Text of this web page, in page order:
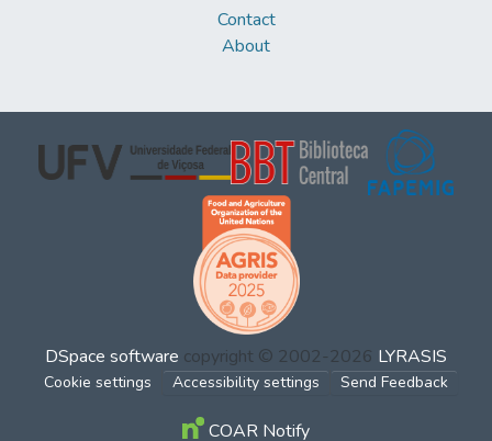
Contact
About
DSpace software copyright © 2002-2026 LYRASIS
Cookie settings Accessibility settings Send Feedback
COAR Notify